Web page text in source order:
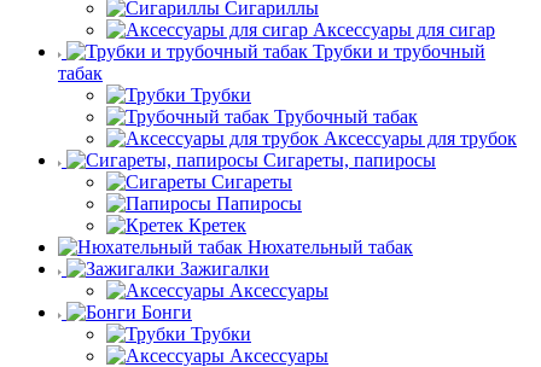
Сигариллы
Аксессуары для сигар
Трубки и трубочный
табак
Трубки
Трубочный табак
Аксессуары для трубок
Сигареты, папиросы
Сигареты
Папиросы
Кретек
Нюхательный табак
Зажигалки
Аксессуары
Бонги
Трубки
Аксессуары